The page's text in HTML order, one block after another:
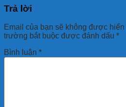
Trả lời
Email của bạn sẽ không được hiển
trường bắt buộc được đánh dấu *
Bình luận *